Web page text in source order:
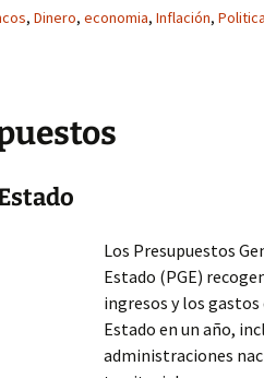
, Dinero, economia, Inflación,
Los Presupuestos
Estado (PGE)
ingresos y los
Estado en un año,
administraciones